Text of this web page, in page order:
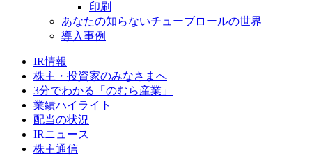
印刷
あなたの知らないチューブロールの世界
導入事例
IR情報
株主・投資家のみなさまへ
3分でわかる「のむら産業」
業績ハイライト
配当の状況
IRニュース
株主通信